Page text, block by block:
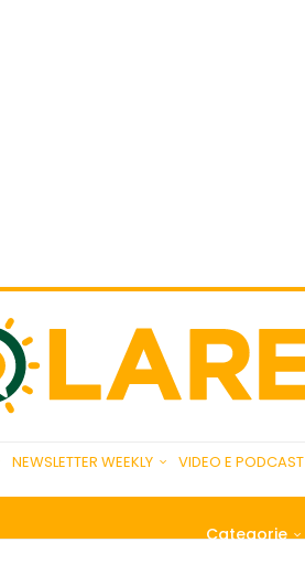
NEWSLETTER WEEKLY VIDEO E PODCAST
Categorie